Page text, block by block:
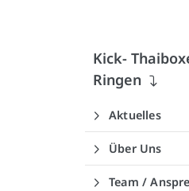
Kick-
Ringen
Aktuelles
Über Uns
Team /